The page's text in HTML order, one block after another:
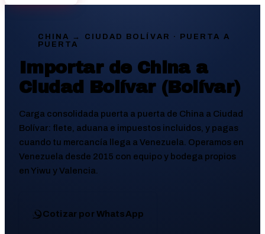
CHINA → CIUDAD BOLÍVAR
· PUERTA A
PUERTA
Importar de China a
Ciudad Bolívar (Bolívar)
Carga consolidada puerta a puerta de China a Ciudad
Bolívar: flete, aduana e impuestos incluidos, y pagas
cuando tu mercancía llega a Venezuela. Operamos en
Venezuela desde 2015 con equipo y bodega propios
en Yiwu y Valencia.
Cotizar por WhatsApp